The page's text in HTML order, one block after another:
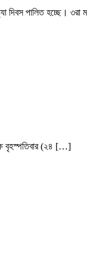
দিবস পালিত হচ্ছে। ৩রা
বৃহস্পতিবার (২৪ […]